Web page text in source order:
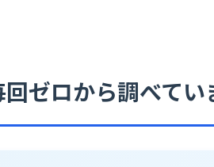
ゼロから調べてい